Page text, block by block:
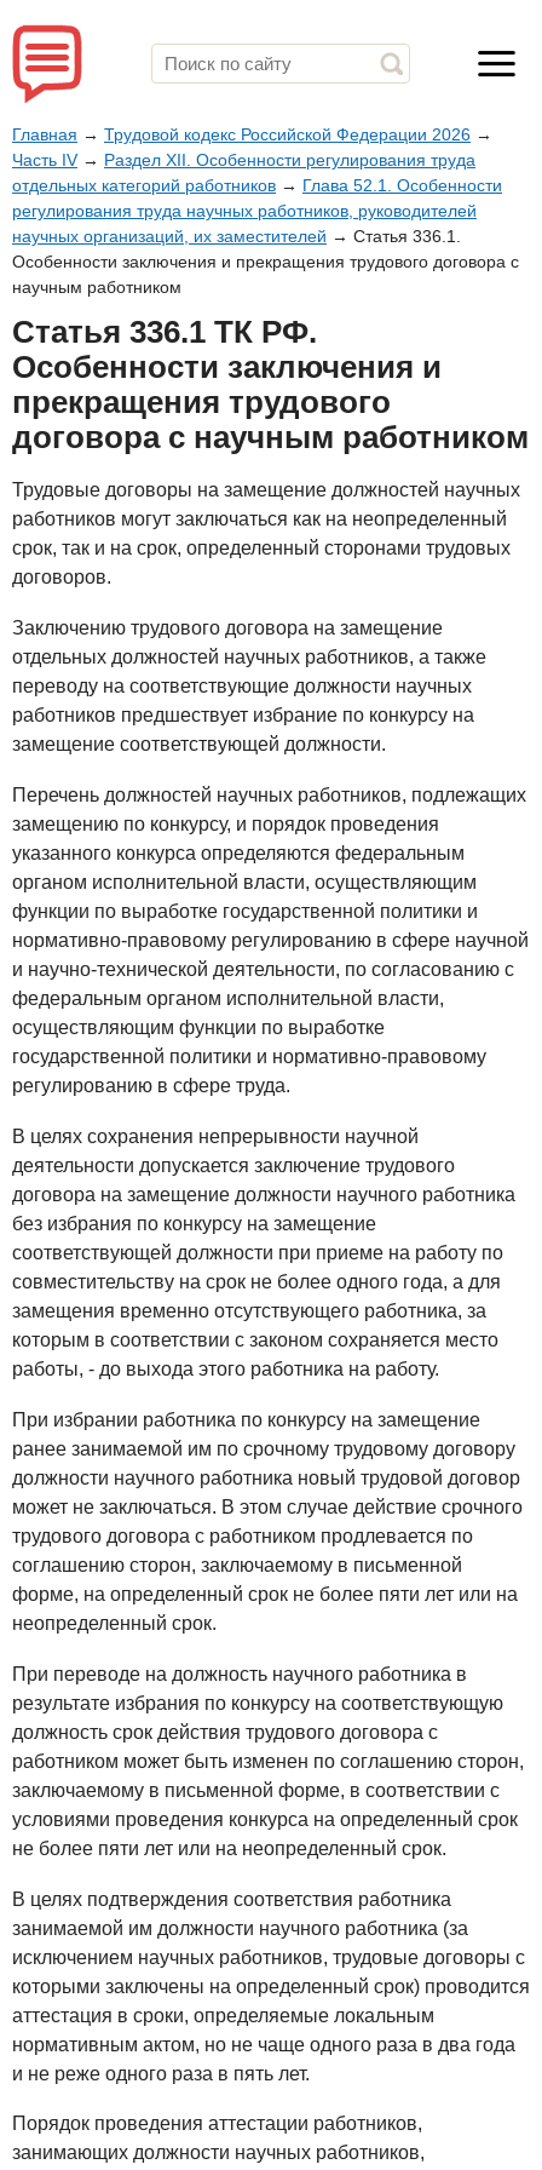
Главная → Трудовой кодекс Российской Федерации 2026 →
Часть IV→ Раздел XII. Особенности регулирования труда
отдельных категорий работников → Глава 52.1. Особенности
регулирования труда научных работников, руководителей
научных организаций, их заместителей → Статья 336.1.
Особенности заключения и прекращения трудового договора с
научным работником
Статья 336.1 ТК РФ.
Особенности заключения и
прекращения трудового
договора с научным работником
Трудовые договоры на замещение должностей научных
работников могут заключаться как на неопределенный
срок, так и на срок, определенный сторонами трудовых
договоров.
Заключению трудового договора на замещение
отдельных должностей научных работников, а также
переводу на соответствующие должности научных
работников предшествует избрание по конкурсу на
замещение соответствующей должности.
Перечень должностей научных работников, подлежащих
замещению по конкурсу, и порядок проведения
указанного конкурса определяются федеральным
органом исполнительной власти, осуществляющим
функции по выработке государственной политики и
нормативно-правовому регулированию в сфере научной
и научно-технической деятельности, по согласованию с
федеральным органом исполнительной власти,
осуществляющим функции по выработке
государственной политики и нормативно-правовому
регулированию в сфере труда.
В целях сохранения непрерывности научной
деятельности допускается заключение трудового
договора на замещение должности научного работника
без избрания по конкурсу на замещение
соответствующей должности при приеме на работу по
совместительству на срок не более одного года, а для
замещения временно отсутствующего работника, за
которым в соответствии с законом сохраняется место
работы, - до выхода этого работника на работу.
При избрании работника по конкурсу на замещение
ранее занимаемой им по срочному трудовому договору
должности научного работника новый трудовой договор
может не заключаться. В этом случае действие срочного
трудового договора с работником продлевается по
соглашению сторон, заключаемому в письменной
форме, на определенный срок не более пяти лет или на
неопределенный срок.
При переводе на должность научного работника в
результате избрания по конкурсу на соответствующую
должность срок действия трудового договора с
работником может быть изменен по соглашению сторон,
заключаемому в письменной форме, в соответствии с
условиями проведения конкурса на определенный срок
не более пяти лет или на неопределенный срок.
В целях подтверждения соответствия работника
занимаемой им должности научного работника (за
исключением научных работников, трудовые договоры с
которыми заключены на определенный срок) проводится
аттестация в сроки, определяемые локальным
нормативным актом, но не чаще одного раза в два года
и не реже одного раза в пять лет.
Порядок проведения аттестации работников,
занимающих должности научных работников,